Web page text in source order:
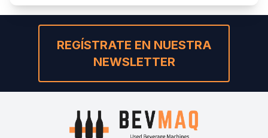
REGÍSTRATE EN NUESTRA
NEWSLETTER